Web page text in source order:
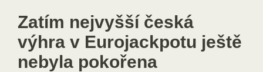
Zatím nejvyšší česká
výhra v Eurojackpotu ještě
nebyla pokořena